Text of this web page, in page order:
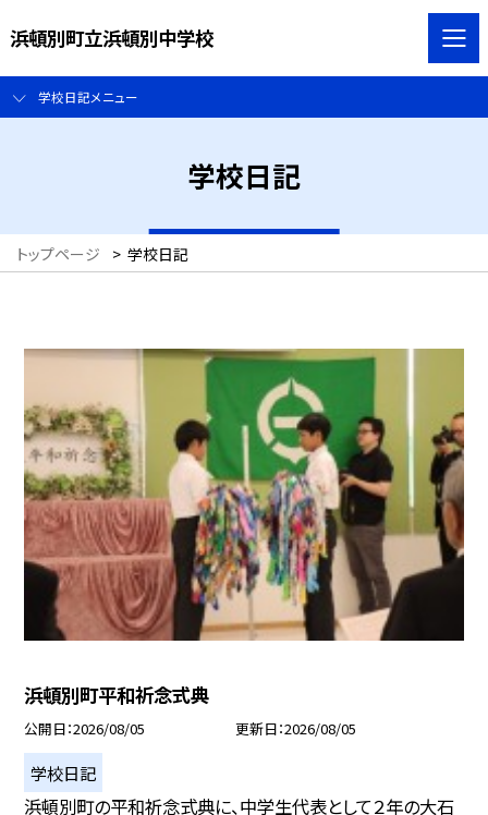
浜頓別町立浜頓別中学校
学校日記メニュー
学校日記
トップページ > 学校日記
浜頓別町平和祈念式典
公開日 2026/08/05 更新日 2026/08/05
学校日記
浜頓別町の平和祈念式典に、中学生代表として２年の大石